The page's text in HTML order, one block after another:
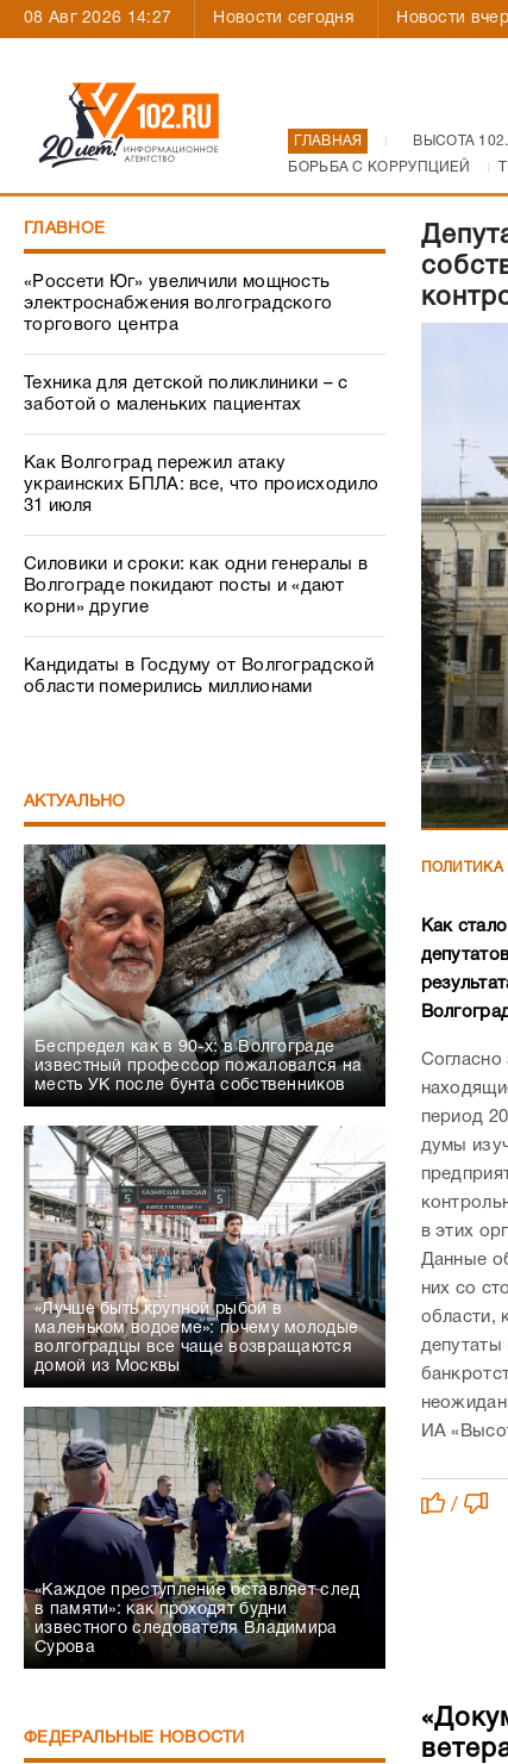
08 Авг 2026 14:27 Новости сегодня Новости
ГЛАВНАЯ ВЫСОТА
БОРЬБА С КОРРУПЦИЕЙ
ГЛАВНОЕ
«Россети Юг» увеличили мощность
электроснабжения волгоградского
торгового центра
Техника для детской поликлиники – с
заботой о маленьких пациентах
Как Волгоград пережил атаку
украинских БПЛА: все, что происходило
31 июля
Силовики и сроки: как одни генералы в
Волгограде покидают посты и «дают
корни» другие
Кандидаты в Госдуму от Волгоградской
области померились миллионами
АКТУАЛЬНО
Беспредел как в 90-х: в Волгограде
известный профессор пожаловался на
месть УК после бунта собственников
«Лучше быть крупной рыбой в
маленьком водоеме»: почему молодые
волгоградцы все чаще возвращаются
домой из Москвы
«Каждое преступление оставляет след
в памяти»: как проходят будни
известного следователя Владимира
Сурова
ФЕДЕРАЛЬНЫЕ НОВОСТИ
ПОЛИТИКА
Как
Согласно
период
думы
в этих
Данные
них со
области,
ИА
/